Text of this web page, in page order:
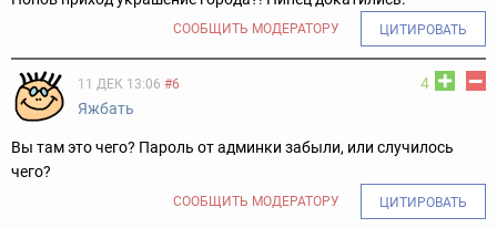
СООБЩИТЬ МОДЕРАТОРУ ЦИТИРОВАТЬ
4
11 ДЕК 13:06 #6
Яжбать
Вы там это чего? Пароль от админки забыли, или случилось
чего?
СООБЩИТЬ МОДЕРАТОРУ ЦИТИРОВАТЬ